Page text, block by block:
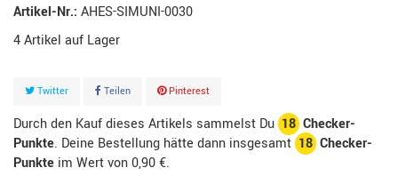
Artikel-Nr.: AHES-SIMUNI-0030
4Artikel
Twitter Teilen Pinterest
Durch den Kauf dieses Artikels sammelst Du 18 Checker-
Punkte. Deine Bestellung hätte dann insgesamt 18 Checker-
Punkte im Wert von0,90 €.